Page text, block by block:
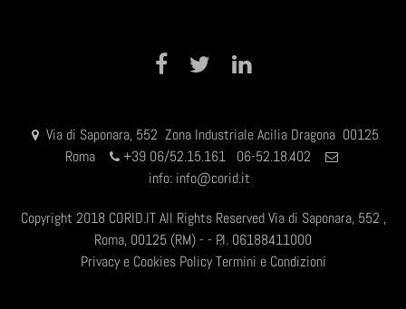
Facebook Twitter
Via di Saponara, 552 Zona Industriale Acilia Dragona 00125
Roma
+39 06/52.15.161 06-52.18.402
info: info@corid.it
Copyright 2018 CORID.IT All Rights Reserved Via di Saponara, 552 ,
Roma, 00125 (RM) - - P.I. 06188411000
Privacy e Cookies Policy Termini e Condizioni